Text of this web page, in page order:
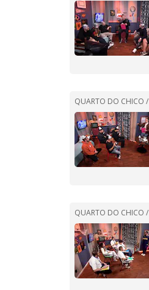
QUARTO DO CHICO /
QUARTO DO CHICO /